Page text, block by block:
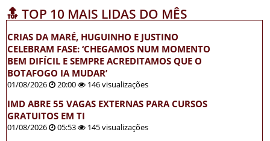
🔝 TOP 10 MAIS LIDAS DO MÊS
CRIAS DA MARÉ, HUGUINHO E JUSTINO
CELEBRAM FASE: ‘CHEGAMOS NUM MOMENTO
BEM DIFÍCIL E SEMPRE ACREDITAMOS QUE O
BOTAFOGO IA MUDAR’
01/08/2026 20:00 146 visualizações
IMD ABRE 55 VAGAS EXTERNAS PARA CURSOS
GRATUITOS EM TI
01/08/2026 05:53 145 visualizações